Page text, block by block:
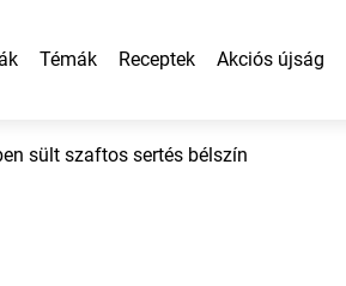
Témák Receptek Akciós újság
sült szaftos sertés bélszín